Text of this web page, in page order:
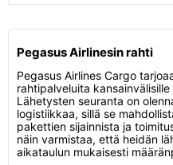
Pegasus Airlinesin rahti
Pegasus Airlines Cargo
rahtipalveluita
Lähetysten seuranta on
logistiikkaa, sillä se
pakettien sijainnista ja
näin varmistaa, että heidän
aikataulun mukaisesti